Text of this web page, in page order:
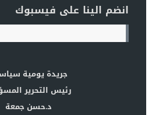
انضم الينا على فيسبوك
جريدة يومية
رئيس التحرير
د.حسن جمعة